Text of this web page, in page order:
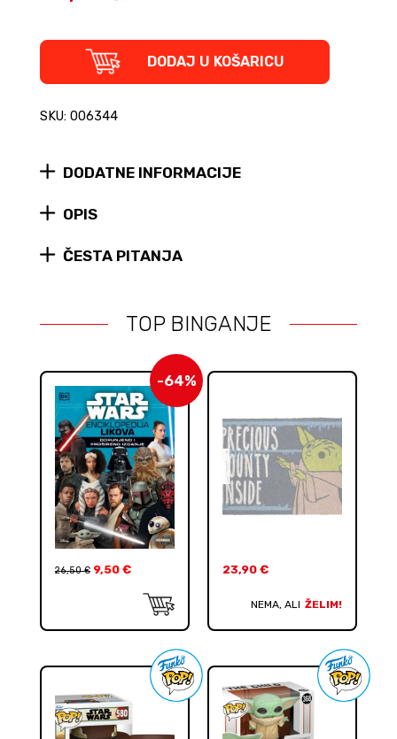
Star
-
Republic
(The
Black
Series
quantity
DODAJ U KOŠARICU
SKU: 006344
DODATNE INFORMACIJE
OPIS
ČESTA PITANJA
TOP BINGANJE
-64%
26,50€ 9,50 € 23,90 €
NEMA, ALI ŽELIM!